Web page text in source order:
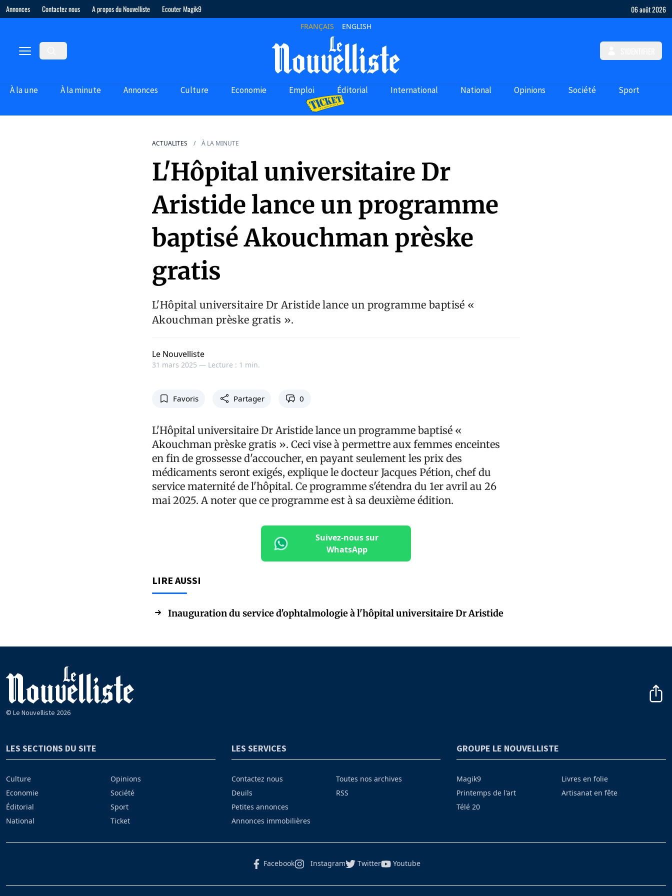
Annonces Contactez nous A propos du Nouvelliste Ecouter Magik9 06 août 2026
FRANÇAIS ENGLISH
À la une À la minute Annonces Culture Economie Emploi Éditorial International National Opinions Société Sport
ACTUALITES À LA MINUTE
L'Hôpital universitaire Dr
Aristide lance un programme
baptisé Akouchman prèske
gratis
L'Hôpital universitaire Dr Aristide lance un programme baptisé «
Akouchman prèske gratis ».
Le Nouvelliste
31 mars 2025 — Lecture : 1 min.
Favoris Partager 0
L'Hôpital universitaire Dr Aristide lance un programme baptisé «
Akouchman prèske gratis ». Ceci vise à permettre aux femmes enceintes
en fin de grossesse d'accoucher, en payant seulement les prix des
médicaments seront exigés, explique le docteur Jacques Pétion, chef du
service maternité de l'hôpital. Ce programme s'étendra du 1er avril au 26
mai 2025. A noter que ce programme est à sa deuxième édition.
Suivez-nous sur
WhatsApp
LIRE AUSSI
Inauguration du service d'ophtalmologie à l'hôpital universitaire Dr Aristide
© Le Nouvelliste 2026
LES SECTIONS DU SITE
Culture
Economie
Éditorial
National
Opinions
Société
Sport
Ticket
LES SERVICES
Contactez nous
Deuils
Petites annonces
Annonces immobilières
Toutes nos archives
RSS
GROUPE LE NOUVELLISTE
Magik9
Printemps de l'art
Télé 20
Livres en folie
Artisanat en fête
Facebook Instagram Twitter Youtube